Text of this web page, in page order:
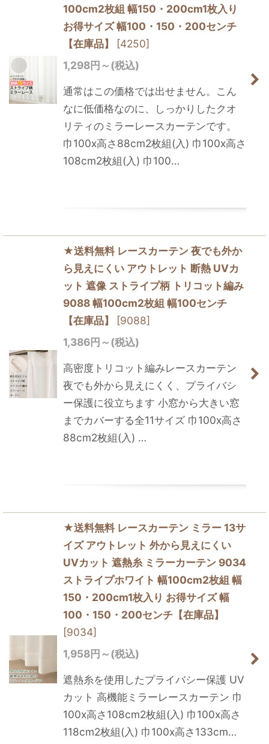
100cm2枚組 幅150・200cm1枚入り
お得サイズ 幅100・150・200センチ
【在庫品】
[4250]
1,298円～(税込)
通常はこの価格では出せません。こん
なに低価格なのに、しっかりしたクオ
リティのミラーレースカーテンです。
巾100x高さ88cm2枚組(入) 巾100x高さ
108cm2枚組(入) 巾100…
★送料無料 レースカーテン 夜でも外か
ら見えにくい アウトレット 断熱 UVカ
ット 遮像 ストライプ柄 トリコット編み
9088 幅100cm2枚組 幅100センチ
【在庫品】
[9088]
1,386円～(税込)
高密度トリコット編みレースカーテン
夜でも外から見えにくく、プライバシ
ー保護に役立ちます 小窓から大きい窓
までカバーする全11サイズ 巾100x高さ
88cm2枚組(入) …
★送料無料 レースカーテン ミラー 13サ
イズ アウトレット 外から見えにくい
UVカット 遮熱糸 ミラーカーテン 9034
ストライプホワイト 幅100cm2枚組 幅
150・200cm1枚入り お得サイズ 幅
100・150・200センチ【在庫品】
[9034]
1,958円～(税込)
遮熱糸を使用したプライバシー保護 UV
カット 高機能ミラーレースカーテン 巾
100x高さ108cm2枚組(入) 巾100x高さ
118cm2枚組(入) 巾100x高さ133cm…